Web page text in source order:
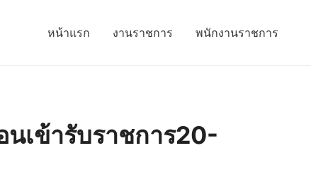
หน้าแรก งานราชการ พนักงานราชการ
เข้ารับราชการ20-